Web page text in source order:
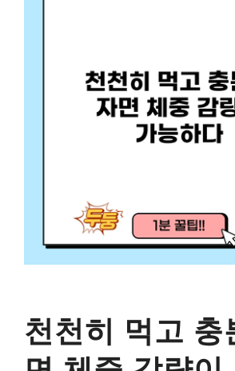
천천히 먹고 충